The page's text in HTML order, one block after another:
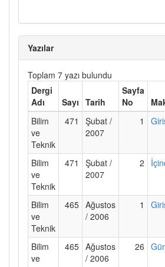
Yazılar
Toplam 7 yazı bulundu
Dergi
Adı
Sayı Tarih
Sayfa
No
Bilim
ve
Teknik
471
Şubat /
2007
1
Bilim
ve
Teknik
471
Şubat /
2007
2
Bilim
ve
Teknik
465 Ağustos
/ 2006
1
Bilim
ve
465 Ağustos
/ 2006
26